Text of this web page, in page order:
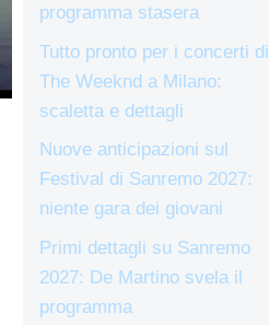
programma stasera
Tutto pronto per i concerti di
The Weeknd a Milano:
scaletta e dettagli
Nuove anticipazioni sul
Festival di Sanremo 2027:
niente gara dei giovani
Primi dettagli su Sanremo
2027: De Martino svela il
programma